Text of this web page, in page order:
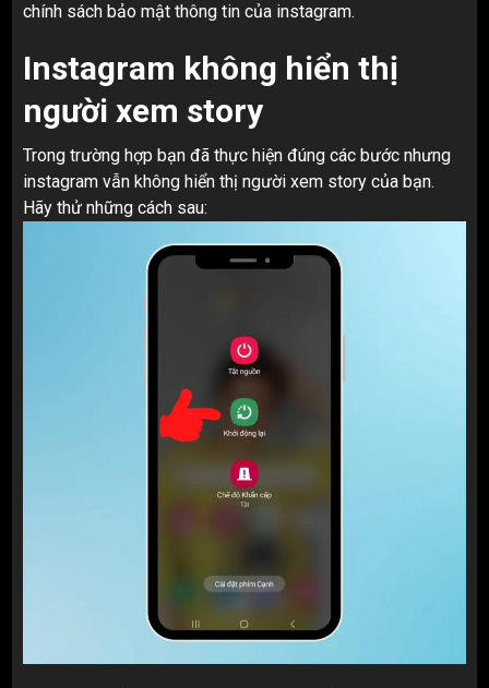
chính sách bảo mật thông tin của instagram.
Instagram không hiển thị
người xem story
Trong trường hợp bạn đã thực hiện đúng các bước nhưng
instagram vẫn không hiển thị người xem story của bạn.
Hãy thử những cách sau: